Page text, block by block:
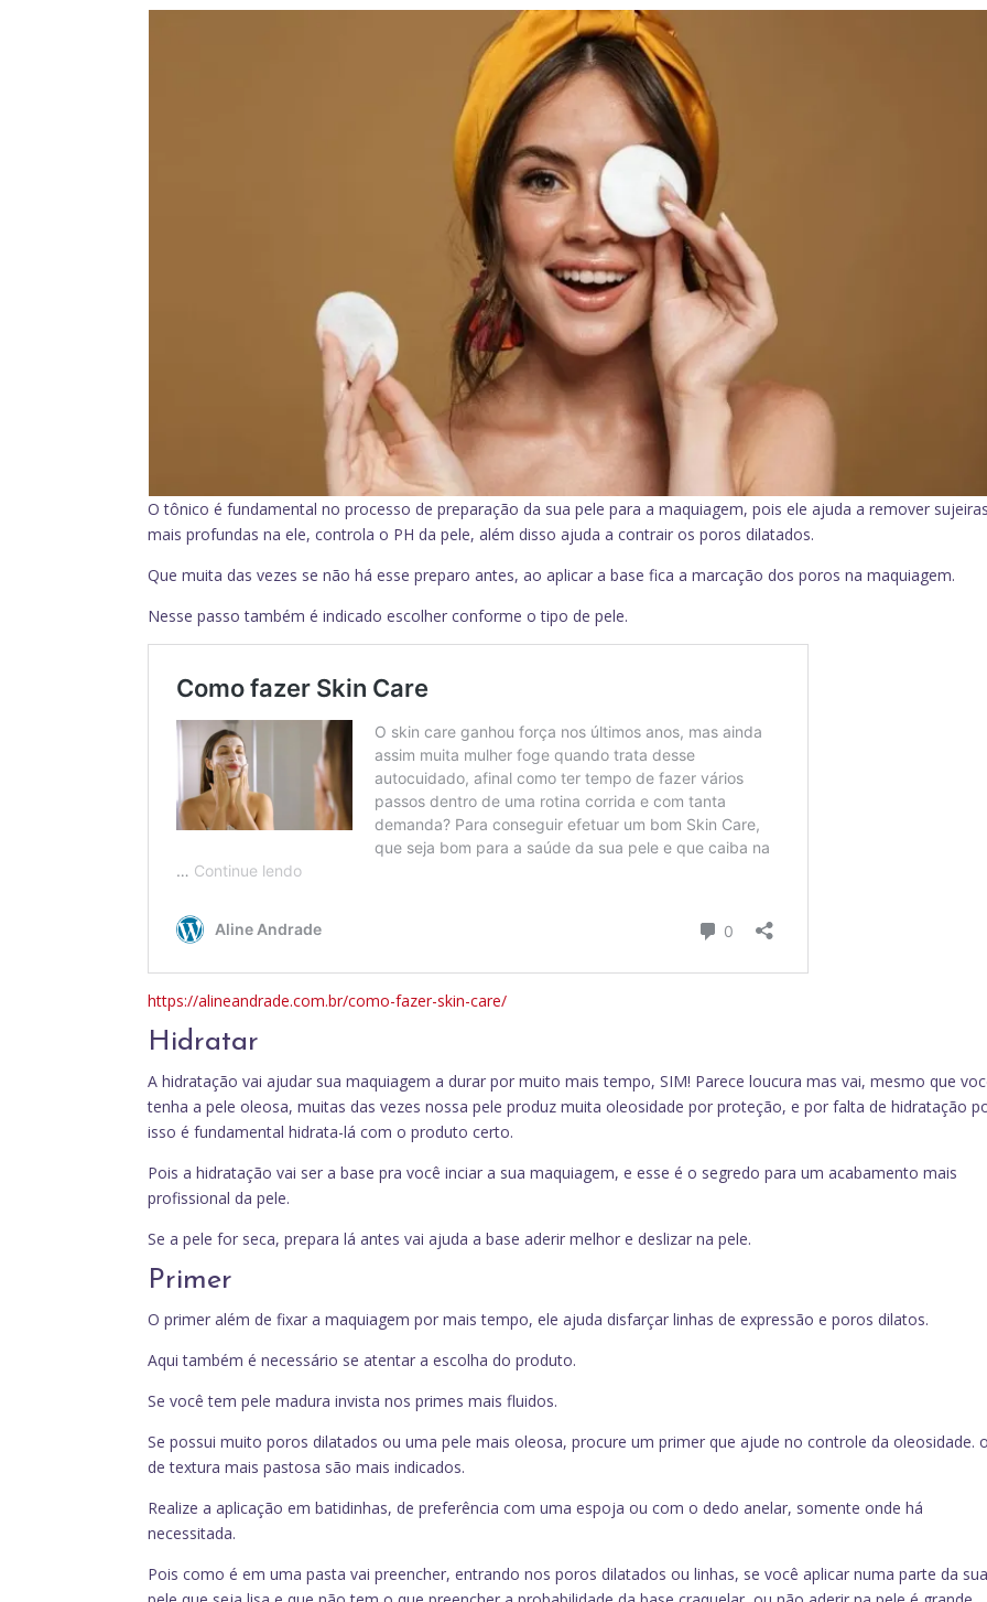
O tônico é fundamental no processo de preparação da sua pele para a maquiagem, pois ele ajuda a remover
mais profundas na ele, controla o PH da pele, além disso ajuda a contrair os poros dilatados.
Que muita das vezes se não há esse preparo antes, ao aplicar a base fica a marcação dos poros na maquiagem.
Nesse passo também é indicado escolher conforme o tipo de pele.
https://alineandrade.com.br/como-fazer-skin-care/
Hidratar
A hidratação vai ajudar sua maquiagem a durar por muito mais tempo, SIM! Parece loucura mas vai, mesmo que
tenha a pele oleosa, muitas das vezes nossa pele produz muita oleosidade por proteção, e por falta de hidratação
isso é fundamental hidrata-lá com o produto certo.
Pois a hidratação vai ser a base pra você inciar a sua maquiagem, e esse é o segredo para um acabamento mais
profissional da pele.
Se a pele for seca, prepara lá antes vai ajuda a base aderir melhor e deslizar na pele.
Primer
O primer além de fixar a maquiagem por mais tempo, ele ajuda disfarçar linhas de expressão e poros dilatos.
Aqui também é necessário se atentar a escolha do produto.
Se você tem pele madura invista nos primes mais fluidos.
Se possui muito poros dilatados ou uma pele mais oleosa, procure um primer que ajude no controle da oleosidade.
de textura mais pastosa são mais indicados.
Realize a aplicação em batidinhas, de preferência com uma espoja ou com o dedo anelar, somente onde há
necessitada.
Pois como é em uma pasta vai preencher, entrando nos poros dilatados ou linhas, se você aplicar numa parte da